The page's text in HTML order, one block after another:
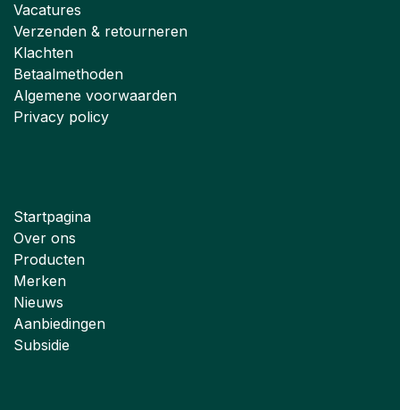
Vacatures
Verzenden & retourneren
Klachten
Betaalmethoden
Algemene voorwaarden
Privacy policy
Startpagina
Over ons
Producten
Merken
Nieuws
Aanbiedingen
Subsidie